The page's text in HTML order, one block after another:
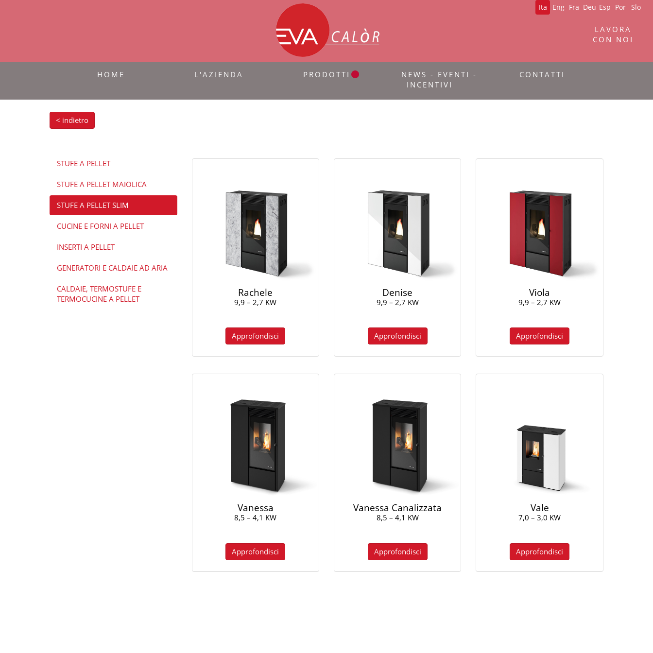
Ita Eng Fra Deu Esp Por Slo
LAVORA
CON NOI
HOME L'AZIENDA PRODOTTI
NEWS - EVENTI -
INCENTIVI
CONTATTI
< indietro
STUFE A PELLET
STUFE A PELLET MAIOLICA
STUFE A PELLET SLIM
CUCINE E FORNI A PELLET
INSERTI A PELLET
GENERATORI E CALDAIE AD ARIA
CALDAIE, TERMOSTUFE E
TERMOCUCINE A PELLET
Rachele
9,9 – 2,7 KW
Approfondisci
Denise
9,9 – 2,7 KW
Approfondisci
Viola
9,9 – 2,7 KW
Approfondisci
Vanessa
8,5 – 4,1 KW
Approfondisci
Vanessa Canalizzata
8,5 – 4,1 KW
Approfondisci
Vale
7,0 – 3,0 KW
Approfondisci